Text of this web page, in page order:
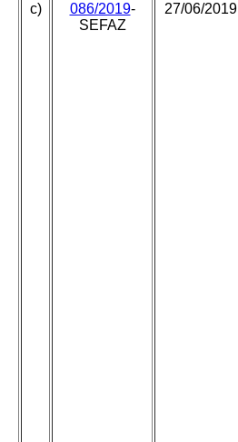
c) 086/2019-
SEFAZ
27/06/2019